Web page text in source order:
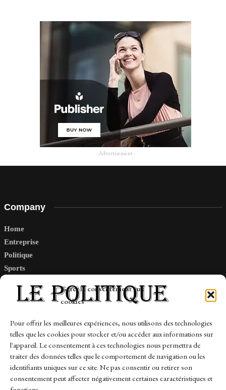
Gérer le consentement aux
cookies
Pour offrir les meilleures expériences, nous utilisons des technologies
telles que les cookies pour stocker et/ou accéder aux informations sur
l'appareil. Le consentement à ces technologies nous permettra de
traiter des données telles que le comportement de navigation ou les
identifiants uniques sur ce site. Ne pas consentir ou retirer son
consentement peut affecter négativement certaines caractéristiques et
- Advertisement -
Company
Home
Entreprise
Politique
Sports
Links
Contact
Sitemap